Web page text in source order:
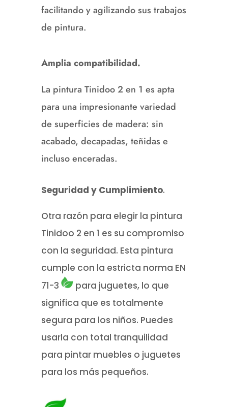
facilitando y agilizando sus trabajos
de pintura.
Amplia compatibilidad.
La pintura Tinidoo 2 en 1 es apta
para una impresionante variedad
de superficies de madera: sin
acabado, decapadas, teñidas e
incluso enceradas.
Seguridad y Cumplimiento.
Otra razón para elegir la pintura
Tinidoo 2 en 1 es su compromiso
con la seguridad. Esta pintura
cumple con la estricta norma EN
71-3
para juguetes, lo que
significa que es totalmente
segura para los niños. Puedes
usarla con total tranquilidad
para pintar muebles o juguetes
para los más pequeños.